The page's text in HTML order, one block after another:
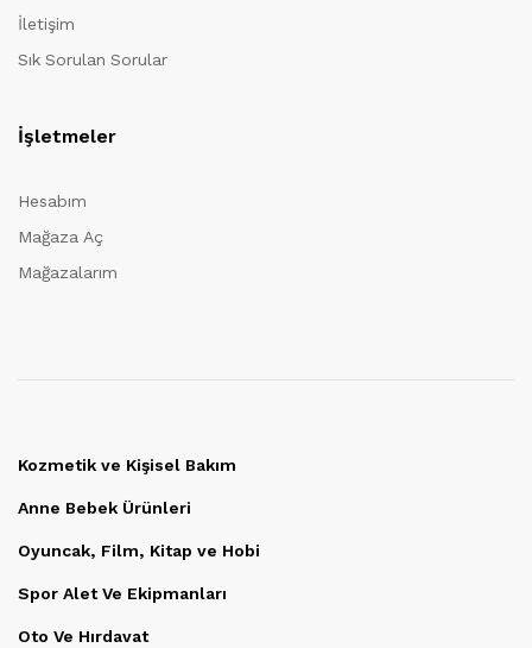
İletişim
Sık Sorulan Sorular
İşletmeler
Hesabım
Mağaza Aç
Mağazalarım
Kozmetik ve Kişisel Bakım
Anne Bebek Ürünleri
Oyuncak, Film, Kitap ve Hobi
Spor Alet Ve Ekipmanları
Oto Ve Hırdavat